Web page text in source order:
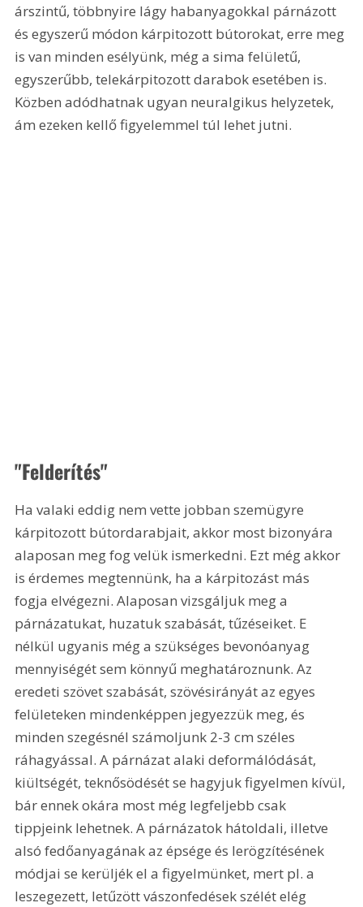
árszintű, többnyire lágy habanyagokkal párnázott
és egyszerű módon kárpitozott bútorokat, erre meg
is van minden esélyünk, még a sima felületű,
egyszerűbb, telekárpitozott darabok esetében is.
Közben adódhatnak ugyan neuralgikus helyzetek,
ám ezeken kellő figyelemmel túl lehet jutni.
"Felderítés"
Ha valaki eddig nem vette jobban szemügyre
kárpitozott bútordarabjait, akkor most bizonyára
alaposan meg fog velük ismerkedni. Ezt még akkor
is érdemes megtennünk, ha a kárpitozást más
fogja elvégezni. Alaposan vizsgáljuk meg a
párnázatukat, huzatuk szabását, tűzéseiket. E
nélkül ugyanis még a szükséges bevonóanyag
mennyiségét sem könnyű meghatároznunk. Az
eredeti szövet szabását, szövésirányát az egyes
felületeken mindenképpen jegyezzük meg, és
minden szegésnél számoljunk 2-3 cm széles
ráhagyással. A párnázat alaki deformálódását,
kiültségét, teknősödését se hagyjuk figyelmen kívül,
bár ennek okára most még legfeljebb csak
tippjeink lehetnek. A párnázatok hátoldali, illetve
alsó fedőanyagának az épsége és lerögzítésének
módjai se kerüljék el a figyelmünket, mert pl. a
leszegezett, letűzött vászonfedések szélét elég